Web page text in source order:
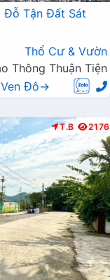
Đỗ Tận Đất Sát
Thổ Cư & Vườn
Thông Thuận Tiện
Đô→
T.B 2176